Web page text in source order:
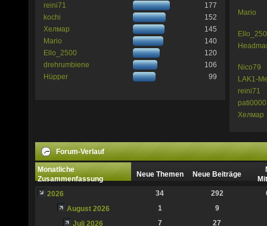
reini71
177
kochi
152
Хелмар
145
Mario
140
Ello_2500
120
drehrumbiene
106
Hüpper
99
Mario
Nico79
LAK1-
reini71
Хелмар
Forum-Verlauf
Monatliche
Zusammenfassung
Neue Themen Neue Beiträge
2026
34 292
August 2026
1
9
Juli 2026
7
27